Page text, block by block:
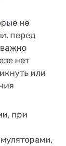
не
перед
нет
или
при